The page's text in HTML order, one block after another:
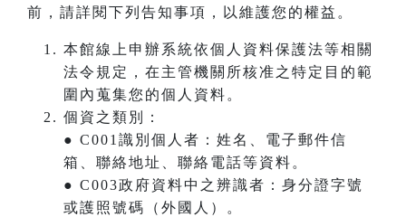
前，請詳閱下列告知事項，以維護您的權益。
本館線上申辦系統依個人資料保護法等相關
法令規定，在主管機關所核准之特定目的範
圍內蒐集您的個人資料。
個資之類別：
● C001識別個人者：姓名、電子郵件信
箱、聯絡地址、聯絡電話等資料。
● C003政府資料中之辨識者：身分證字號
或護照號碼（外國人）。